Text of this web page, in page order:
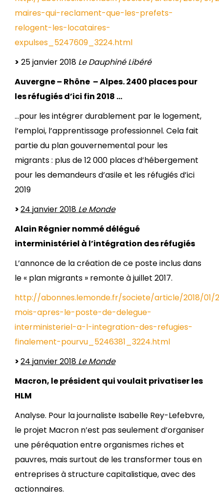
maires-qui-reclament-que-les-prefets-
relogent-les-locataires-
expulses_5247609_3224.html
> 25 janvier 2018 Le Dauphiné Libéré
Auvergne – Rhône – Alpes. 2400 places pour
les réfugiés d’ici fin 2018 …
…pour les intégrer durablement par le logement,
l’emploi, l’apprentissage professionnel. Cela fait
partie du plan gouvernemental pour les
migrants : plus de 12 000 places d’hébergement
pour les demandeurs d’asile et les réfugiés d’ici
2019
>24 janvier 2018 Le Monde
Alain Régnier nommé délégué
interministériel à l’intégration des réfugiés
L’annonce de la création de ce poste inclus dans
le « plan migrants » remonte à juillet 2017.
http://abonnes.lemonde.fr/societe/article/2018/01/
mois-apres-le-poste-de-delegue-
interministeriel-a-l-integration-des-refugies-
finalement-pourvu_5246381_3224.html
>24 janvier 2018 Le Monde
Macron, le président qui voulait privatiser les
HLM
Analyse. Pour la journaliste Isabelle Rey-Lefebvre,
le projet Macron n’est pas seulement d’organiser
une péréquation entre organismes riches et
pauvres, mais surtout de les transformer tous en
entreprises à structure capitalistique, avec des
actionnaires.